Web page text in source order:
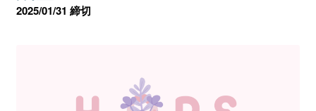
助成金コラム
ダウンロード
2025/01/31 締切